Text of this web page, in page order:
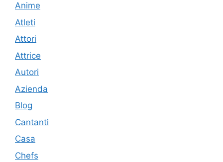
Anime
Atleti
Attori
Attrice
Autori
Azienda
Blog
Cantanti
Casa
Chefs